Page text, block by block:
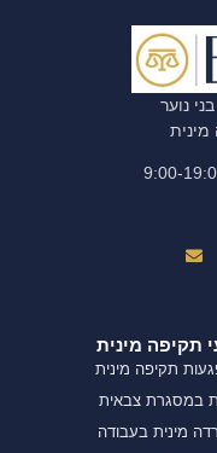
נוער
מינית
תקיפה מינית
תקיפה מינית
במסגרת צבאית
מינית בעבודה